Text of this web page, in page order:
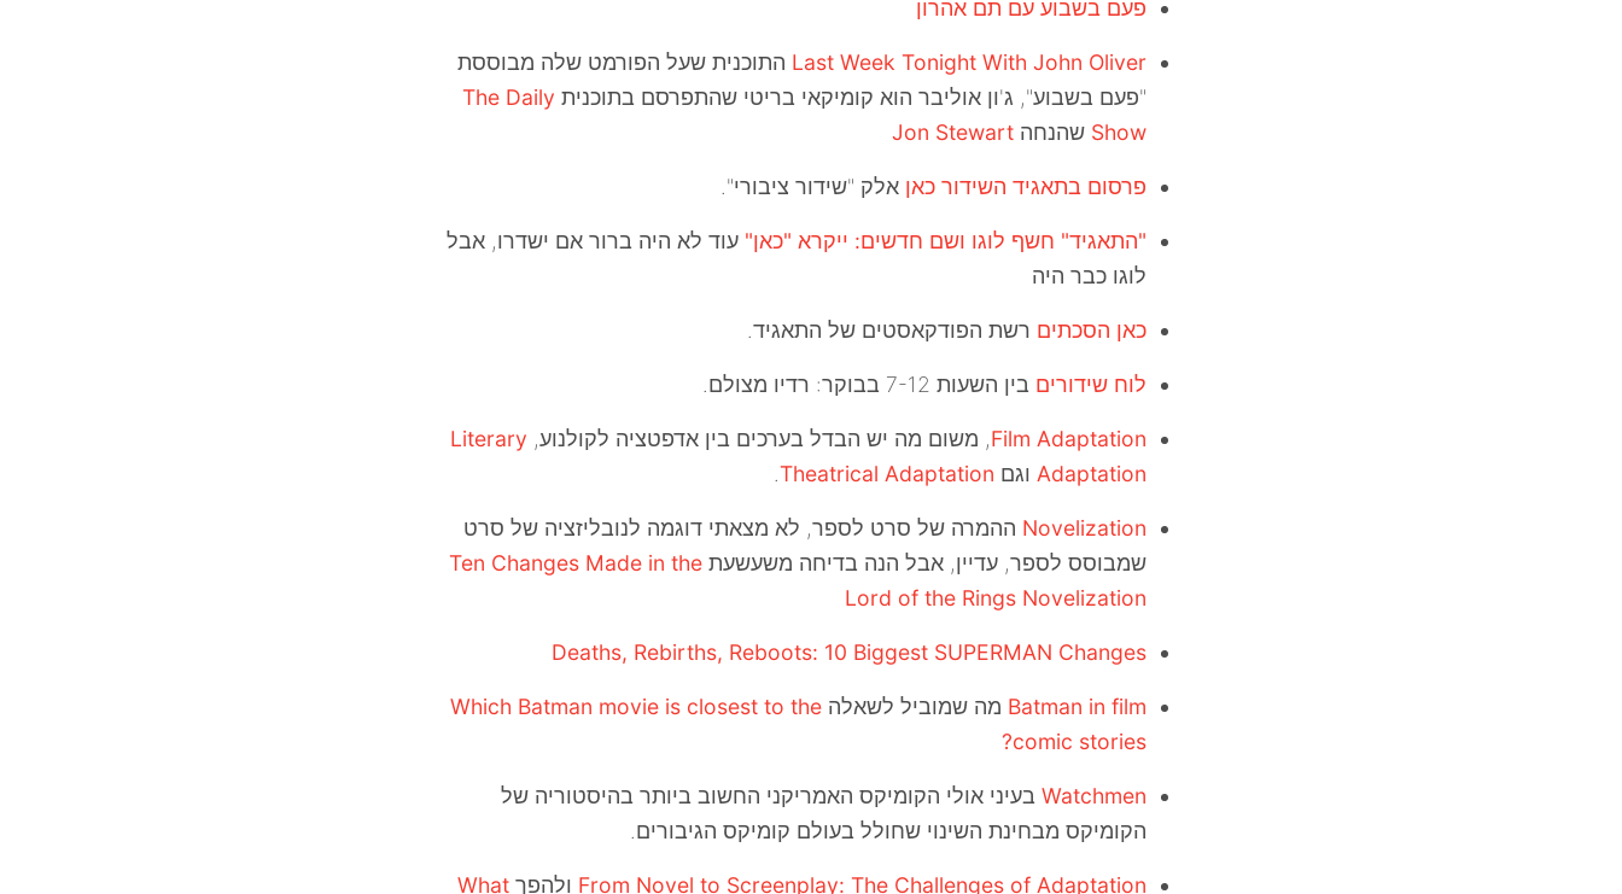
פעם בשבוע עם תם אהרון
Last Week Tonight With John Oliver התוכנית שעל הפורמט שלה מבוססת
"פעם בשבוע", ג'ון אוליבר הוא קומיקאי בריטי שהתפרסם בתוכנית The Daily
Show שהנחהJon Stewart
פרסום בתאגיד השידור כאן אלק "שידור ציבורי".
"התאגיד" חשף לוגו ושם חדשים: ייקרא "כאן" עוד לא היה ברור אם ישדרו, אבל
לוגו כבר היה
כאן הסכתים רשת הפודקאסטים של התאגיד.
לוח שידורים בין השעות 7-12 בבוקר: רדיו מצולם.
Film Adaptation, משום מה יש הבדל בערכים בין אדפטציה לקולנוע, Literary
Adaptation וגם Theatrical Adaptation
.
Novelization ההמרה של סרט לספר, לא מצאתי דוגמה לנובליזציה של סרט
שמבוסס לספר, עדיין, אבל הנה בדיחה משעשעתTen Changes Made in the
Lord of the Rings Novelization
Deaths, Rebirths, Reboots: 10 Biggest SUPERMAN Changes
Batman in film מה שמוביל לשאלהWhich Batman movie is closest to the
comic stories?
Watchmen בעיני אולי הקומיקס האמריקני החשוב ביותר בהיסטוריה של
הקומיקס מבחינת השינוי שחולל בעולם קומיקס הגיבורים.
From Novel to Screenplay: The Challenges of Adaptation ולהפךWhat